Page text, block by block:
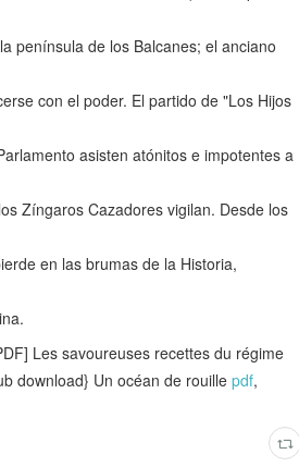
península de los Balcanes; el anciano
con el poder. El partido de "Los Hijos
asisten atónitos e impotentes a
Zíngaros Cazadores vigilan. Desde los
en las brumas de la Historia,
Les savoureuses recettes du régime
download} Un océan de rouille pdf,